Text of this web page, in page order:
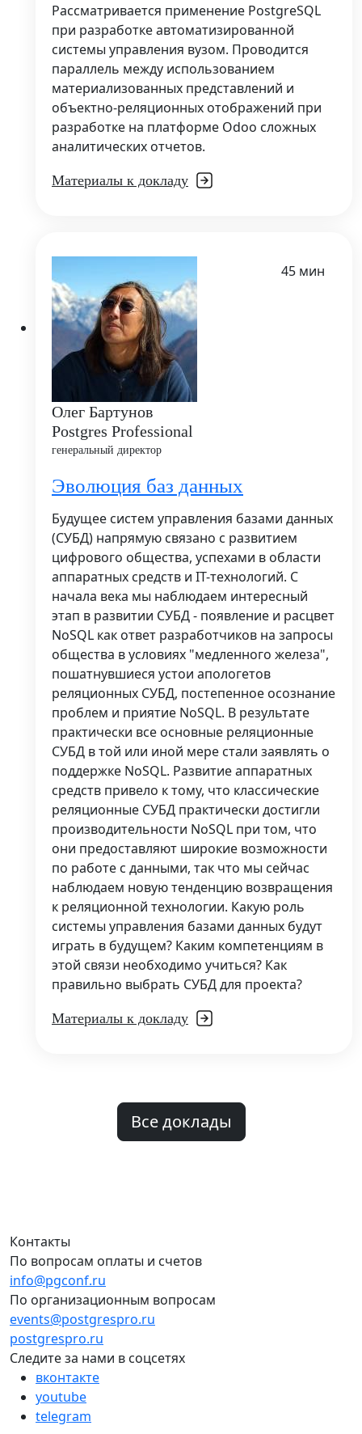
Рассматривается применение PostgreSQL
при разработке автоматизированной
системы управления вузом. Проводится
параллель между использованием
материализованных представлений и
объектно-реляционных отображений при
разработке на платформе Odoo сложных
аналитических отчетов.
Материалы к докладу
Олег Бартунов
Postgres Professional
генеральный директор
45 мин
Эволюция баз данных
Будущее систем управления базами данных
(СУБД) напрямую связано с развитием
цифрового общества, успехами в области
аппаратных средств и IT-технологий. С
начала века мы наблюдаем интересный
этап в развитии СУБД - появление и расцвет
NoSQL как ответ разработчиков на запросы
общества в условиях "медленного железа",
пошатнувшиеся устои апологетов
реляционных СУБД, постепенное осознание
проблем и приятие NoSQL. В результате
практически все основные реляционные
СУБД в той или иной мере стали заявлять о
поддержке NoSQL. Развитие аппаратных
средств привело к тому, что классические
реляционные СУБД практически достигли
производительности NoSQL при том, что
они предоставляют широкие возможности
по работе с данными, так что мы сейчас
наблюдаем новую тенденцию возвращения
к реляционной технологии. Какую роль
системы управления базами данных будут
играть в будущем? Каким компетенциям в
этой связи необходимо учиться? Как
правильно выбрать СУБД для проекта?
Материалы к докладу
Все доклады
Контакты
По вопросам оплаты и счетов
info@pgconf.ru
По организационным вопросам
events@postgrespro.ru
postgrespro.ru
Следите за нами в соцсетях
вконтакте
youtube
telegram